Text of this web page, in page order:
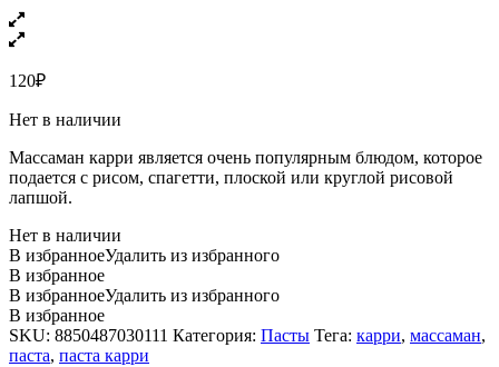
120₽
Нет в наличии
Массаман карри является очень популярным блюдом, которое
подается с рисом, спагетти, плоской или круглой рисовой
лапшой.
Нет в наличии
В избранноеУдалить из избранного
В избранное
В избранноеУдалить из избранного
В избранное
SKU: 8850487030111 Категория: Пасты Тега: карри, массаман,
паста, паста карри